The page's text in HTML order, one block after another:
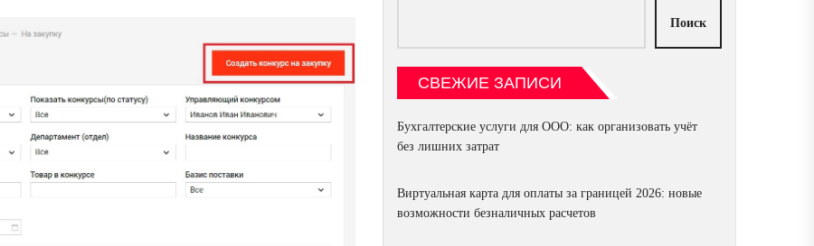
Поиск
СВЕЖИЕ ЗАПИСИ
Бухгалтерские услуги для ООО: как организовать учёт
без лишних затрат
Виртуальная карта для оплаты за границей 2026: новые
возможности безналичных расчетов